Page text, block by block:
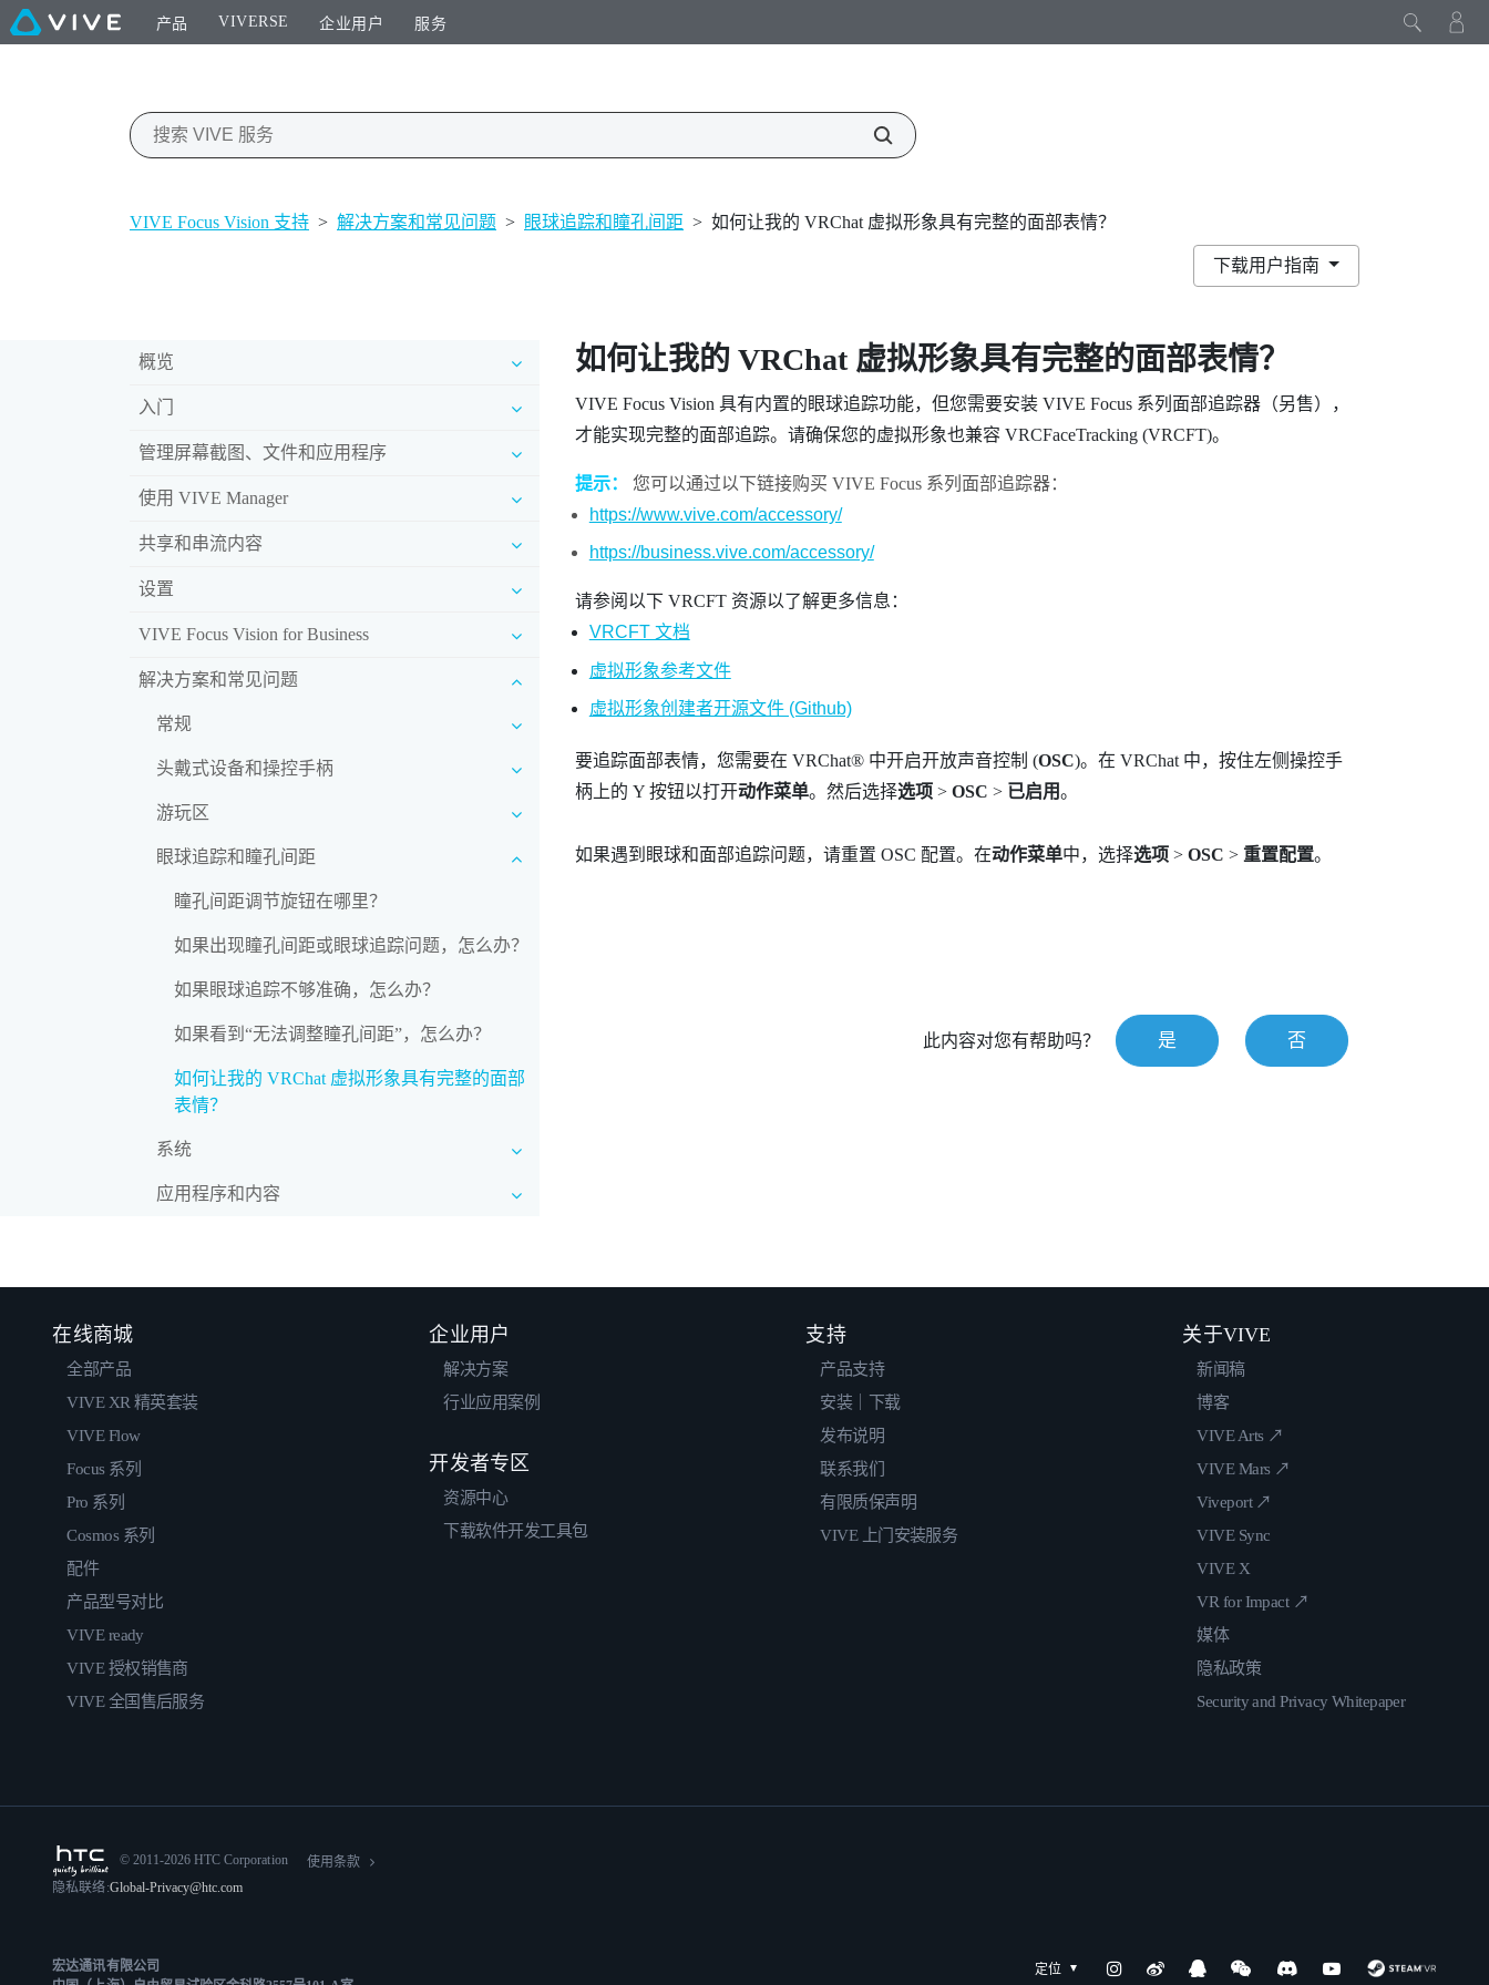
产品 VIVERSE 企业用户 服务
VIVE Focus Vision 支持 > 解决方案和常见问题 > 眼球追踪和瞳孔间距 > 如何让我的 VRChat 虚拟形象具有完整的面部表情？
下载用户指南
概览
入门
管理屏幕截图、文件和应用程序
使用 VIVE Manager
共享和串流内容
设置
VIVE Focus Vision for Business
解决方案和常见问题
常规
头戴式设备和操控手柄
游玩区
眼球追踪和瞳孔间距
瞳孔间距调节旋钮在哪里？
如果出现瞳孔间距或眼球追踪问题，怎么办？
如果眼球追踪不够准确，怎么办？
如果看到“无法调整瞳孔间距”，怎么办？
如何让我的 VRChat 虚拟形象具有完整的面部
表情？
系统
应用程序和内容
如何让我的 VRChat虚拟形象具有完整的面部表情？
VIVE Focus Vision 具有内置的眼球追踪功能，但您需要安装 VIVE Focus 系列面部追踪器（另售），
才能实现完整的面部追踪。请确保您的虚拟形象也兼容 VRCFaceTracking (VRCFT)。
提示： 您可以通过以下链接购买 VIVE Focus 系列面部追踪器：
https://www.vive.com/accessory/
https://business.vive.com/accessory/
请参阅以下 VRCFT 资源以了解更多信息：
VRCFT 文档
虚拟形象参考文件
虚拟形象创建者开源文件 (Github)
要追踪面部表情，您需要在 VRChat®中开启开放声音控制 (OSC)。在 VRChat中，按住左侧操控手
柄上的 Y按钮以打开动作菜单。然后选择选项 > OSC > 已启用。
如果遇到眼球和面部追踪问题，请重置 OSC 配置。在动作菜单中，选择选项 > OSC > 重置配置。
此内容对您有帮助吗？ 是 否
在线商城
全部产品
VIVE XR 精英套装
VIVE Flow
Focus 系列
Pro 系列
Cosmos 系列
配件
产品型号对比
VIVE ready
VIVE 授权销售商
VIVE 全国售后服务
企业用户
解决方案
行业应用案例
开发者专区
资源中心
下载软件开发工具包
支持
产品支持
安装｜下载
发布说明
联系我们
有限质保声明
VIVE 上门安装服务
关于VIVE
新闻稿
博客
VIVE Arts ↗
VIVE Mars ↗
Viveport ↗
VIVE Sync
VIVE X
VR for Impact ↗
媒体
隐私政策
Security and Privacy Whitepaper
定位
© 2011-2026 HTC Corporation
使用条款
隐私联络:Global-Privacy@htc.com
宏达通讯有限公司